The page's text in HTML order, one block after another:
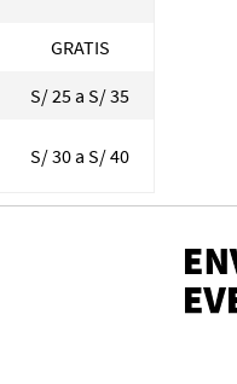
GRATIS
S/ 25 a S/ 35
S/ 30 a S/ 40